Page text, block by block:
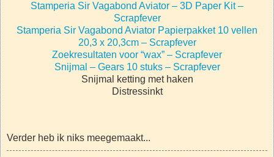
Stamperia Sir Vagabond Aviator – 3D Paper Kit –
Scrapfever
Stamperia Sir Vagabond Aviator Papierpakket 10 vellen
20,3 x 20,3cm – Scrapfever
Zoekresultaten voor “wax” – Scrapfever
Snijmal – Gears 10 stuks – Scrapfever
Snijmal ketting met haken
Distressinkt
Verder heb ik niks meegemaakt...